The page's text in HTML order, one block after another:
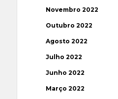
Novembro 2022
Outubro 2022
Agosto 2022
Julho 2022
Junho 2022
Março 2022